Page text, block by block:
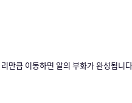
리만큼 이동하면 알의 부화가 완성됩니